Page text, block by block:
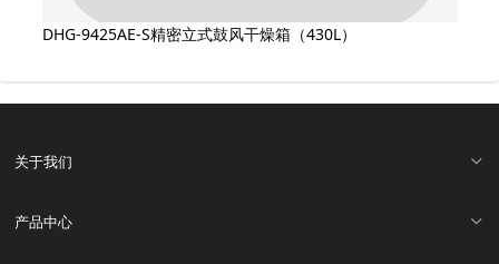
DHG-9425AE-S精密立式鼓风干燥箱（430L）
关于我们
产品中心